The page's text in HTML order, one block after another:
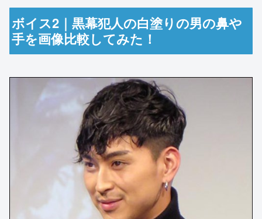
ボイス2｜黒幕犯人の白塗りの男の鼻や
手を画像比較してみた！